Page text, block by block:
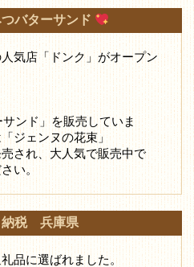
バターサンド
気店「ドンク」がオープン
ンド」を販売していま
ジェンヌの花束」
され、大人気で販売中で
い。
納税 兵庫県
品に選ばれました。